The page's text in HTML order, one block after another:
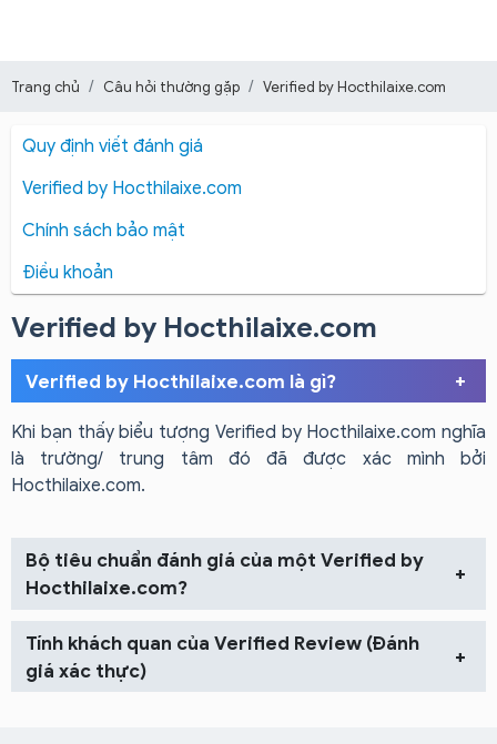
Trang chủ Câu hỏi thường gặp Verified by Hocthilaixe.com
Quy định viết đánh giá
Verified by Hocthilaixe.com
Chính sách bảo mật
Điều khoản
Verified by Hocthilaixe.com
Verified by Hocthilaixe.com là gì? +
Khi bạn thấy biểu tượng Verified by Hocthilaixe.com nghĩa
là trường/ trung tâm đó đã được xác mình bởi
Hocthilaixe.com.
Bộ tiêu chuẩn đánh giá của một Verified by
Hocthilaixe.com?
+
Tính khách quan của Verified Review (Đánh
giá xác thực)
+